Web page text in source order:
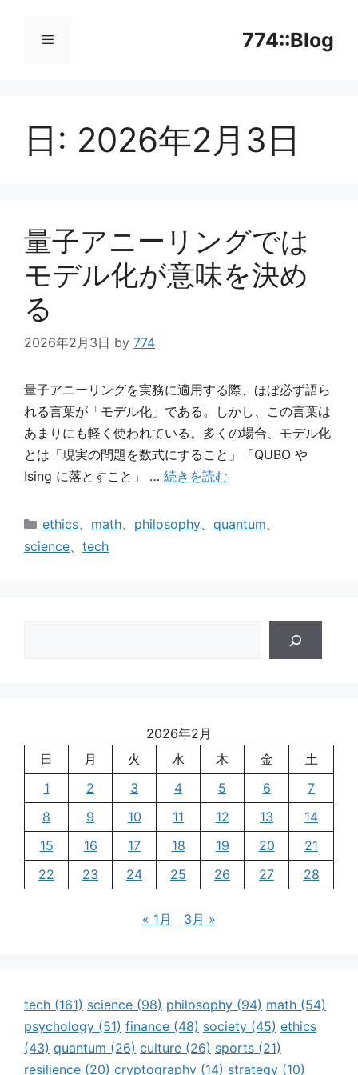
774::Blog
ニ
ー
日: 2026年2月3日
量子アニーリングでは
モデル化が意味を決め
る
2026年2月3日 by 774
量子アニーリングを実務に適用する際、ほぼ必ず語ら
れる言葉が「モデル化」である。しかし、この言葉は
あまりにも軽く使われている。多くの場合、モデル化
とは「現実の問題を数式にすること」「QUBO や
Ising に落とすこと」 … 続きを読む
カ
テ
ethics、 math、 philosophy、 quantum、
science、 tech
2026年2月
日
月 火 水 木 金
土
1
2 3 4 5 6
7
8
9 10 11 12 13
14
15
16 17 18 19 20
21
22
23 24 25 26 27 28
« 1月 3月 »
tech (161) science (98) philosophy (94) math (54)
psychology (51) finance (48) society (45) ethics
(43) quantum (26) culture (26) sports (21)
resilience (20) cryptography (14) strategy (10)